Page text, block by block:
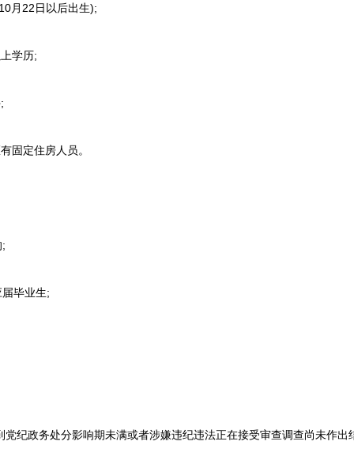
22日以后出生);
学历;
定住房人员。
毕业生;
政务处分影响期未满或者涉嫌违纪违法正在接受审查调查尚未作出